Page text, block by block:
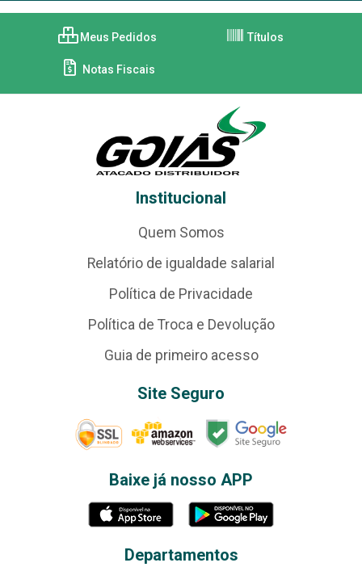
Meus Pedidos Títulos
Notas Fiscais
Institucional
Quem Somos
Relatório de igualdade salarial
Política de Privacidade
Política de Troca e Devolução
Guia de primeiro acesso
Site Seguro
Baixe já nosso APP
Departamentos